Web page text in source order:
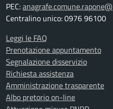
PEC:
Centralino unico: 0976 96100
Leggi le FAQ
Prenotazione appuntamento
Segnalazione disservizio
Richiesta assistenza
Amministrazione trasparente
Albo pretorio on-line